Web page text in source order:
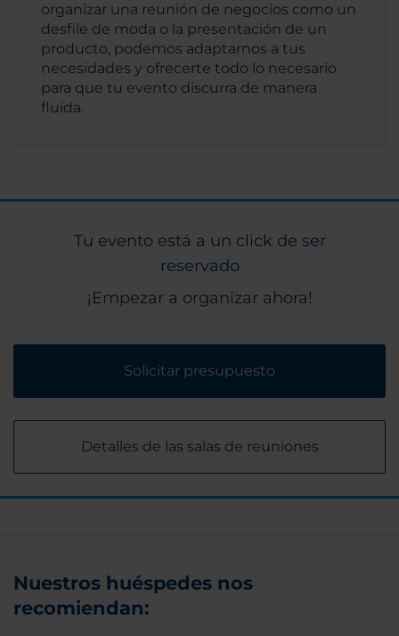
organizar una reunión de negocios como un
desfile de moda o la presentación de un
producto, podemos adaptarnos a tus
necesidades y ofrecerte todo lo necesario
para que tu evento discurra de manera
fluida.
Tu evento está a un click de ser
reservado
¡Empezar a organizar ahora!
Solicitar presupuesto
Detalles de las salas de reuniones
Nuestros huéspedes nos
recomiendan: